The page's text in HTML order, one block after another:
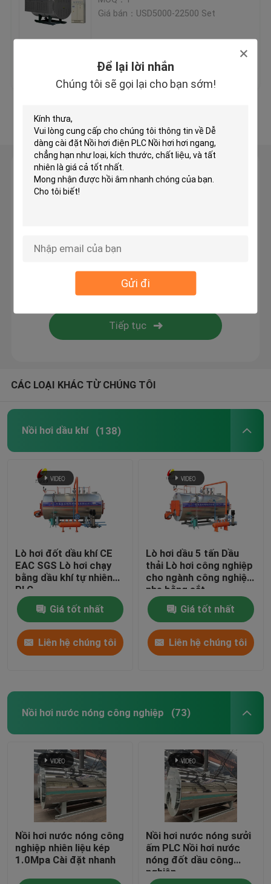
Để lại lời nhắn
Chúng tôi sẽ gọi lại cho bạn sớm!
Gửi đi
Lò hơi sinh khối ghi xích
nồi hơi điện
Máy phát điện hơi nước
nồi hấp ngâm tẩm
lò khí nóng
Lò phản ứng được lót bằng kính
Các thiết bị phụ trợ nồi hơi
Giá bán：USD5000-22500 Set
Giá tốt nhất Liên hệ chúng tôi
Để lại lời nhắn
Chúng tôi sẽ gọi lại cho bạn sớm!
CÁC LOẠI KHÁC TỪ CHÚNG TÔI
Nồi hơi dầu khí (138)
Lò hơi đốt dầu khí CE
EAC SGS Lò hơi chạy
bằng dầu khí tự nhiên
PLC
Giá tốt nhất
Liên hệ chúng tôi
Lò hơi dầu 5 tấn Dầu
thải Lò hơi công nghiệp
cho ngành công nghiệp
nhẹ bằng sắt
Giá tốt nhất
Liên hệ chúng tôi
Nồi hơi nước nóng công nghiệp (73)
Nồi hơi nước nóng công
nghiệp nhiên liệu kép
1.0Mpa Cài đặt nhanh
Nồi hơi nước nóng sưởi
ấm PLC Nồi hơi nước
nóng đốt dầu công
nghiệp